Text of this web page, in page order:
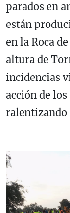
parados en
están
en la Roca
altura de
incidencias
acción de
ralentizando